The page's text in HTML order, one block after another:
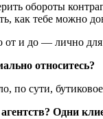
обороты
как тебе можно
от и до — лично
относитесь?
по сути, бутиковое
Одни